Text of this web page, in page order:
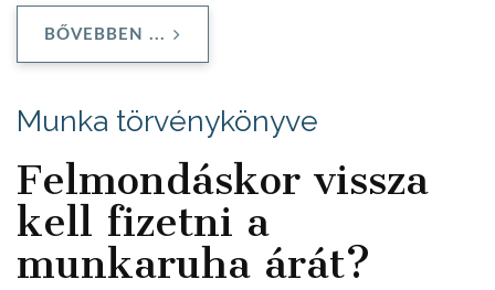
BŐVEBBEN ...
Munka törvénykönyve
Felmondáskor vissza
kell fizetni a
munkaruha árát?